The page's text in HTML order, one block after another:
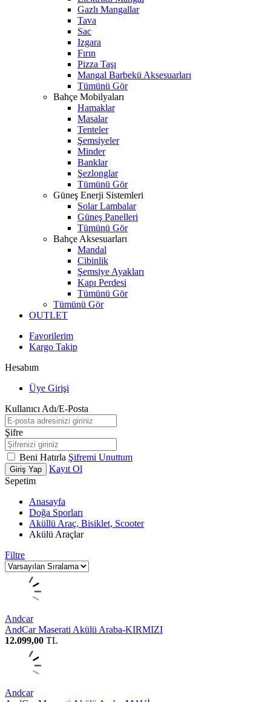
Gazlı Mangallar
Tava
Sac
Izgara
Fırın
Pizza Taşı
Mangal Barbekü Aksesuarları
Tümünü Gör
Bahçe Mobilyaları
Hamaklar
Masalar
Tenteler
Şemsiyeler
Minder
Banklar
Şezlonglar
Tümünü Gör
Güneş Enerji Sistemleri
Solar Lambalar
Güneş Panelleri
Tümünü Gör
Bahçe Aksesuarları
Mandal
Cibinlik
Şemsiye Ayakları
Kapı Perdesi
Tümünü Gör
Tümünü Gör
OUTLET
Favorilerim
Kargo Takip
Hesabım
Üye Girişi
Kullanıcı Adı/E-Posta
Şifre
Beni Hatırla Şifremi Unuttum
Giriş Yap
Kayıt Ol
Sepetim
Anasayfa
Doğa Sporları
Aküllü Araç, Bisiklet, Scooter
Akülü Araçlar
Filtre
Andcar
AndCar Maserati Akülü Araba-KIRMIZI
12.099,00 TL
Andcar